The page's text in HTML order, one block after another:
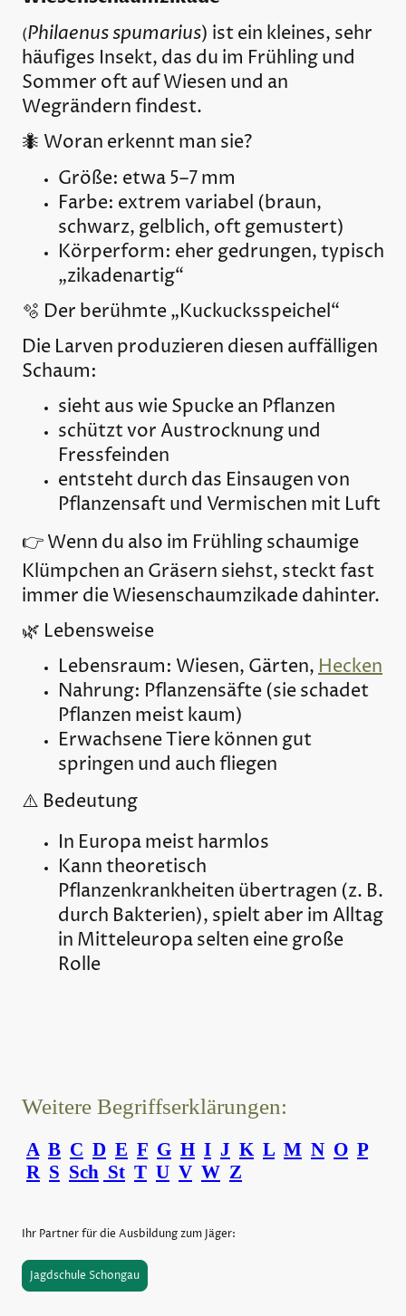
(Philaenus spumarius) ist ein kleines, sehr
häufiges Insekt, das du im Frühling und
Sommer oft auf Wiesen und an
Wegrändern findest.
🐜 Woran erkennt man sie?
Größe: etwa 5–7 mm
Farbe: extrem variabel (braun,
schwarz, gelblich, oft gemustert)
Körperform: eher gedrungen, typisch
„zikadenartig“
🫧 Der berühmte „Kuckucksspeichel“
Die Larven produzieren diesen auffälligen
Schaum:
sieht aus wie Spucke an Pflanzen
schützt vor Austrocknung und
Fressfeinden
entsteht durch das Einsaugen von
Pflanzensaft und Vermischen mit Luft
👉 Wenn du also im Frühling schaumige
Klümpchen an Gräsern siehst, steckt fast
immer die Wiesenschaumzikade dahinter.
🌿 Lebensweise
Lebensraum: Wiesen, Gärten,Hecken
Nahrung: Pflanzensäfte (sie schadet
Pflanzen meist kaum)
Erwachsene Tiere können gut
springen und auch fliegen
⚠️ Bedeutung
In Europa meist harmlos
Kann theoretisch
Pflanzenkrankheiten übertragen (z. B.
durch Bakterien), spielt aber im Alltag
in Mitteleuropa selten eine große
Rolle
Weitere Begriffserklärungen:
A B C D E F G H I J K L M N O P
R S Sch St T U V W Z
Ihr Partner für die Ausbildung zum Jäger:
Jagdschule Schongau